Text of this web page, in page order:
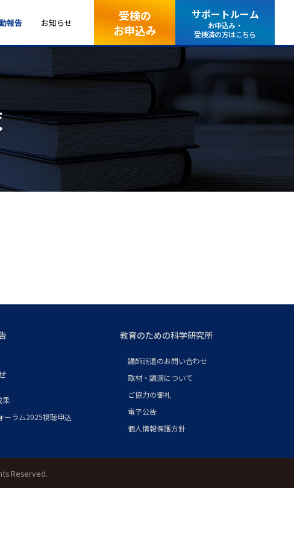
報告 お知らせ
受検の
お申込み
サポートルーム
お申込み・
受検済の方はこちら
果
ーラム2025視聴申込
教育のための科学研究所
講師派遣のお問い合わせ
取材・講演について
ご協力の御礼
電子公告
個人情報保護方針
Reserved.